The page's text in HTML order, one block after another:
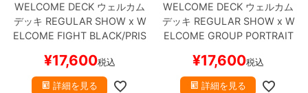
WELCOME DECK ウェルカム
デッキ REGULAR SHOW x W
ELCOME FIGHT BLACK/PRIS
スケボー
¥17,600税込
詳細を見る
WELCOME DECK ウェルカム
デッキ REGULAR SHOW x W
ELCOME GROUP PORTRAIT
ートボード スケボー
¥17,600税込
詳細を見る
シェイプデッキ